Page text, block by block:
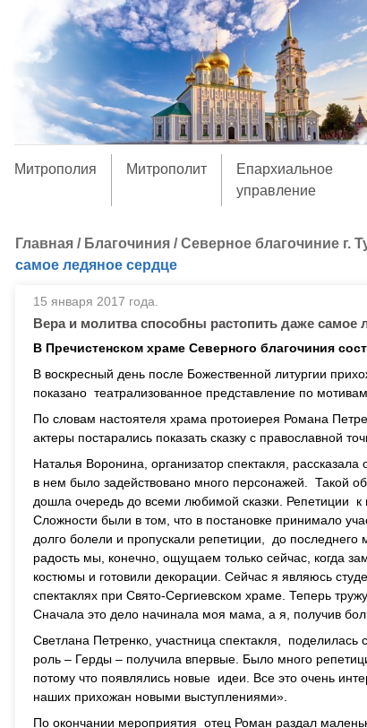
Митрополия Митрополит
Епархиальное
управление
Главная / Благочиния /Северное благочиние г.
самое ледяное сердце
15 января 2017 года.
Вера и молитва способны растопить даже самое
В Пречистенском храме Северного благочиния
В воскресный день после Божественной литургии
показано театрализованное представление по
По словам настоятеля храма протоиерея Романа
актеры постарались показать сказку с православной
Наталья Воронина, организатор спектакля,
в нем было задействовано много персонажей. Такой
дошла очередь до всеми любимой сказки. Репетиции
Сложности были в том, что в постановке принимало
долго болели и пропускали репетиции, до
радость мы, конечно, ощущаем только сейчас, когда
костюмы и готовили декорации. Сейчас я являюсь
спектаклях при Свято-Сергиевском храме. Теперь
Сначала это дело начинала моя мама, а я, получив
Светлана Петренко, участница спектакля,
роль – Герды – получила впервые. Было много
потому что появлялись новые идеи. Все это очень
наших прихожан новыми выступлениями».
По окончании мероприятия отец Роман раздал